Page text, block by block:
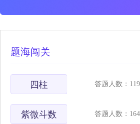
题海闯关
四柱 答题人数：
紫微斗数 答题人数：